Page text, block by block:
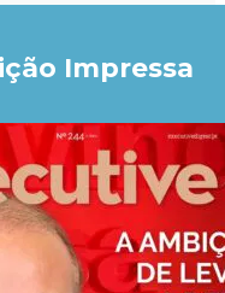
Impressa